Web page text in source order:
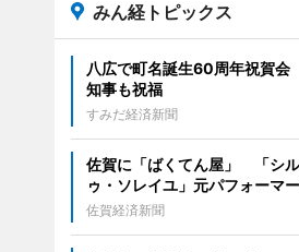
みん経トピックス
八広で町名誕生60周年祝賀
知事も祝福
すみだ経済新聞
佐賀に「ばくてん屋」 「シ
ゥ・ソレイユ」元パフォーマ
佐賀経済新聞